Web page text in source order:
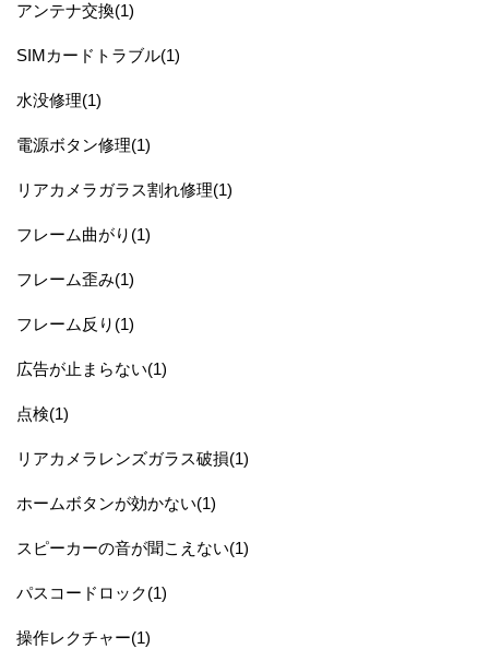
アンテナ交換(1)
SIMカードトラブル(1)
水没修理(1)
電源ボタン修理(1)
リアカメラガラス割れ修理(1)
フレーム曲がり(1)
フレーム歪み(1)
フレーム反り(1)
広告が止まらない(1)
点検(1)
リアカメラレンズガラス破損(1)
ホームボタンが効かない(1)
スピーカーの音が聞こえない(1)
パスコードロック(1)
操作レクチャー(1)